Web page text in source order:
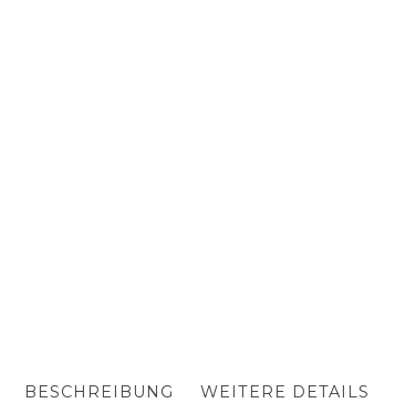
BESCHREIBUNG WEITERE DETAILS